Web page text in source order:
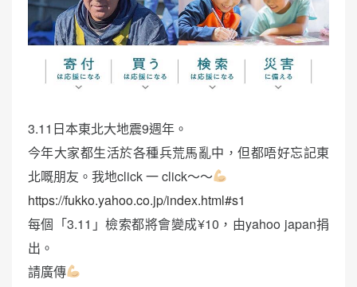
3.11日本東北大地震9週年。
今年大家都生活於各種兵荒馬亂中，但都唔好忘記東
北嘅朋友。我地click 一 click～～
https://fukko.yahoo.co.jp/index.html#s1
每個「3.11」檢索都將會變成¥10，由yahoo japan捐
出。
請廣傳